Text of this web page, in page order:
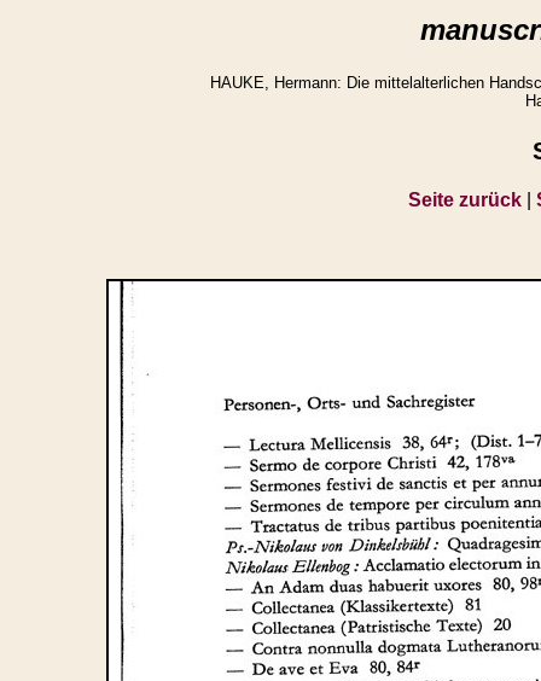
HAUKE, Hermann: Die mittelalterlichen
Seite zurück|